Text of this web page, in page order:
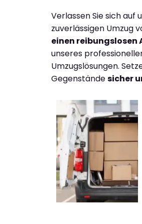
Verlassen Sie sich auf
zuverlässigen Umzug
einen reibungslosen
unseres
Umzugslösungen.
Gegenständesicher